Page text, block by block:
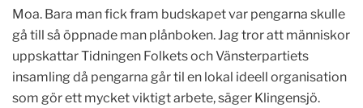
Moa. Bara man fick fram budskapet var pengarna skulle
gå till så öppnade man plånboken. Jag tror att människor
uppskattar Tidningen Folkets och Vänsterpartiets
insamling då pengarna går til en lokal ideell organisation
som gör ett mycket viktigt arbete, säger Klingensjö.